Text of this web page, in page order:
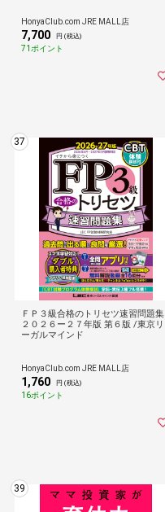
HonyaClub.com JRE MALL店
7,700 円 (税込)
71ポイント
37
ＦＰ３級合格のトリセツ速習問題集
２０２６ー２７年版 第６版 /東京リ
ーガルマインド
HonyaClub.com JRE MALL店
1,760 円 (税込)
16ポイント
39